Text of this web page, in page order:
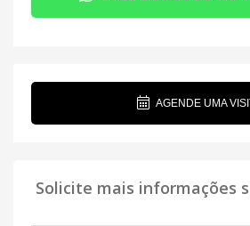
AGENDE UMA
Solicite mais informações